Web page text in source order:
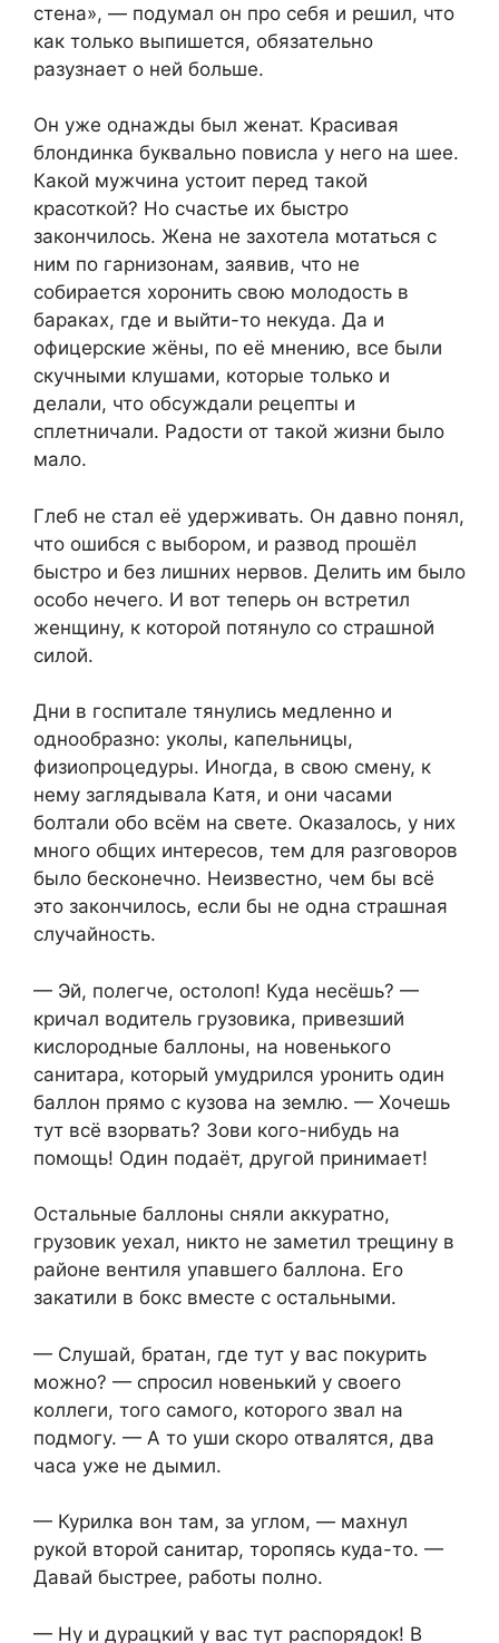
стена», — подумал он про себя и решил, что
как только выпишется, обязательно
разузнает о ней больше.
Он уже однажды был женат. Красивая
блондинка буквально повисла у него на шее.
Какой мужчина устоит перед такой
красоткой? Но счастье их быстро
закончилось. Жена не захотела мотаться с
ним по гарнизонам, заявив, что не
собирается хоронить свою молодость в
бараках, где и выйти-то некуда. Да и
офицерские жёны, по её мнению, все были
скучными клушами, которые только и
делали, что обсуждали рецепты и
сплетничали. Радости от такой жизни было
мало.
Глеб не стал её удерживать. Он давно понял,
что ошибся с выбором, и развод прошёл
быстро и без лишних нервов. Делить им было
особо нечего. И вот теперь он встретил
женщину, к которой потянуло со страшной
силой.
Дни в госпитале тянулись медленно и
однообразно: уколы, капельницы,
физиопроцедуры. Иногда, в свою смену, к
нему заглядывала Катя, и они часами
болтали обо всём на свете. Оказалось, у них
много общих интересов, тем для разговоров
было бесконечно. Неизвестно, чем бы всё
это закончилось, если бы не одна страшная
случайность.
— Эй, полегче, остолоп! Куда несёшь? —
кричал водитель грузовика, привезший
кислородные баллоны, на новенького
санитара, который умудрился уронить один
баллон прямо с кузова на землю. — Хочешь
тут всё взорвать? Зови кого-нибудь на
помощь! Один подаёт, другой принимает!
Остальные баллоны сняли аккуратно,
грузовик уехал, никто не заметил трещину в
районе вентиля упавшего баллона. Его
закатили в бокс вместе с остальными.
— Слушай, братан, где тут у вас покурить
можно? — спросил новенький у своего
коллеги, того самого, которого звал на
подмогу. — А то уши скоро отвалятся, два
часа уже не дымил.
— Курилка вон там, за углом, — махнул
рукой второй санитар, торопясь куда-то. —
Давай быстрее, работы полно.
— Ну и дурацкий у вас тут распорядок! В